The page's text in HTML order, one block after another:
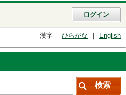
ログイン
漢字 ひらがな English